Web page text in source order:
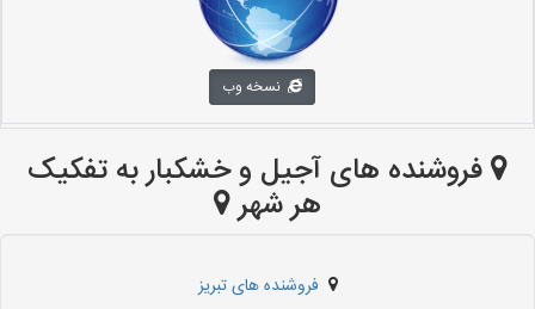
نسخه وب
فروشنده های آجیل و خشکبار به تفکیک
هر شهر
فروشنده های تبریز